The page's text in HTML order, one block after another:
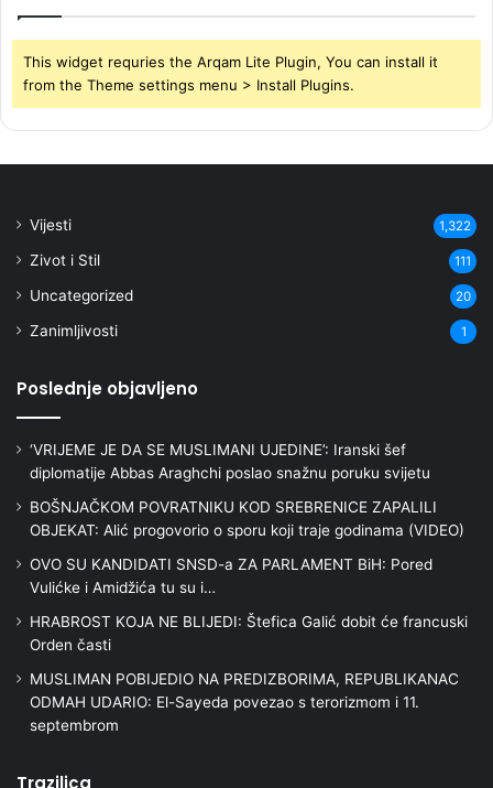
This widget requries the Arqam Lite Plugin, You can install it
from the Theme settings menu > Install Plugins.
Vijesti 1,322
Zivot i Stil 111
Uncategorized 20
Zanimljivosti 1
Poslednje objavljeno
‘VRIJEME JE DA SE MUSLIMANI UJEDINE’: Iranski šef
diplomatije Abbas Araghchi poslao snažnu poruku svijetu
BOŠNJAČKOM POVRATNIKU KOD SREBRENICE ZAPALILI
OBJEKAT: Alić progovorio o sporu koji traje godinama (VIDEO)
OVO SU KANDIDATI SNSD-a ZA PARLAMENT BiH: Pored
Vulićke i Amidžića tu su i…
HRABROST KOJA NE BLIJEDI: Štefica Galić dobit će francuski
Orden časti
MUSLIMAN POBIJEDIO NA PREDIZBORIMA, REPUBLIKANAC
ODMAH UDARIO: El-Sayeda povezao s terorizmom i 11.
septembrom
Trazilica